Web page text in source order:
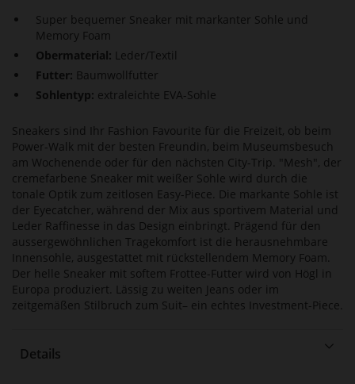
Super bequemer Sneaker mit markanter Sohle und
Memory Foam
Obermaterial: Leder/Textil
Futter: Baumwollfutter
Sohlentyp: extraleichte EVA-Sohle
Sneakers sind Ihr Fashion Favourite für die Freizeit, ob beim
Power-Walk mit der besten Freundin, beim Museumsbesuch
am Wochenende oder für den nächsten City-Trip. "Mesh", der
cremefarbene Sneaker mit weißer Sohle wird durch die
tonale Optik zum zeitlosen Easy-Piece. Die markante Sohle ist
der Eyecatcher, während der Mix aus sportivem Material und
Leder Raffinesse in das Design einbringt. Prägend für den
aussergewöhnlichen Tragekomfort ist die herausnehmbare
Innensohle, ausgestattet mit rückstellendem Memory Foam.
Der helle Sneaker mit softem Frottee-Futter wird von Högl in
Europa produziert. Lässig zu weiten Jeans oder im
zeitgemäßen Stilbruch zum Suit– ein echtes Investment-Piece.
Details